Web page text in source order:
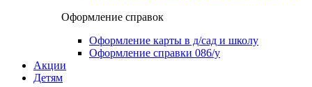
Оформление справок
Оформление карты в д/сад и школу
Оформление справки 086/у
Акции
Детям